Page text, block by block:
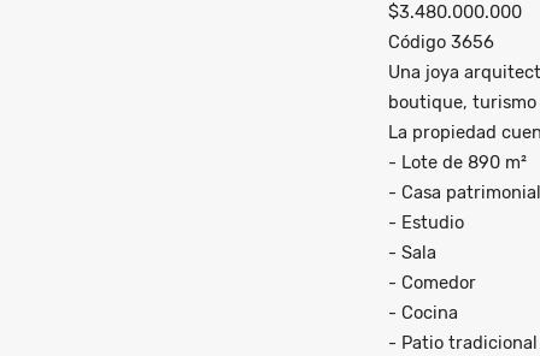
$3.480.000.000
Código 3656
Una joya
boutique,
La propiedad
- Lote de 890 m²
- Casa
- Estudio
- Sala
- Comedor
- Cocina
- Patio tradicional